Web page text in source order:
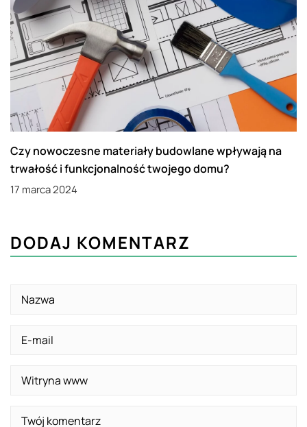
Czy nowoczesne materiały budowlane wpływają na
trwałość i funkcjonalność twojego domu?
17 marca 2024
DODAJ KOMENTARZ